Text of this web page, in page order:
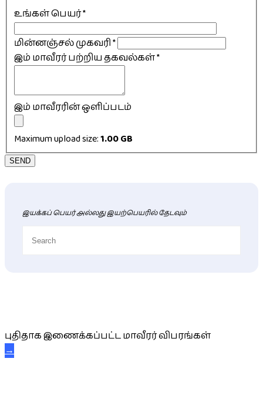
உங்கள் பெயர்*
மின்னஞ்சல் முகவரி*
இம் மாவீரர் பற்றிய தகவல்கள்*
இம் மாவீரரின் ஒளிப்படம்
Maximum upload size:1.00 GB
SEND
இயக்கப் பெயர் அல்லது இயற்பெயரில் தேடவும்
புதிதாக இணைக்கப்பட்ட மாவீரர் விபரங்கள்
→